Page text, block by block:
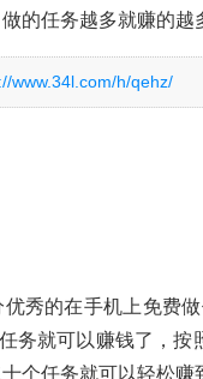
的任务越多就赚的越
www.34l.com/h/qehz/
秀的在手机上免费
务就可以赚钱了，
个任务就可以轻松